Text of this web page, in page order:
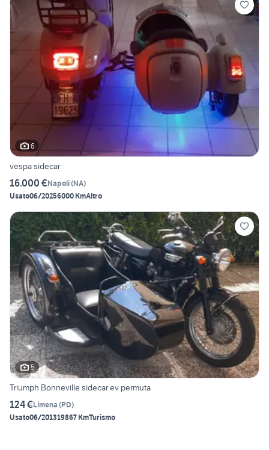
6
vespa sidecar
16.000 €Napoli(NA)
Usato06/20256000 KmAltro
5
Triumph Bonneville sidecar ev permuta
124 €Limena (PD)
Usato06/201319867 KmTurismo